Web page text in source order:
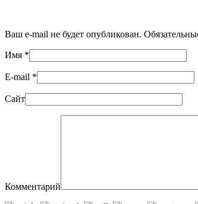
Ваш e-mail не будет опубликован.
Имя *
E-mail *
Сайт
Комментарий